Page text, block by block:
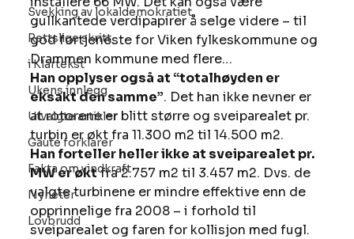
Svekking av lokaldemokratiet
Rettslige skritt
i Klartekst
Ukens innlegg
Utvalgte artikler
Gaute forklarer
Fakta om vindkraft
Nyheter
Lovbrudd
gullkantede verdipapirer å selge videre – til
god fortjeneste for Viken fylkeskommune og
Drammen kommune med flere…
Han opplyser også at “totalhøyden er
eksakt den samme”. Det han ikke nevner er
at rotorene er blitt større og sveiparealet pr.
turbin er økt fra 11.300 m2 til 14.500 m2.
Han forteller heller ikke at sveiparealet pr.
MW er økt fra 2.757 m2 til 3.457 m2. Dvs. de
valgte turbinene er mindre effektive enn de
opprinnelige fra 2008 – i forhold til
sveiparealet og faren for kollisjon med fugl.